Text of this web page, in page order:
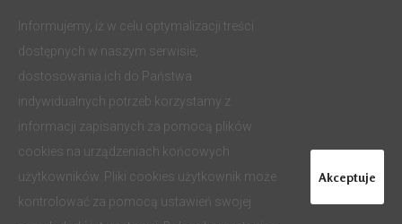
Informujemy, iż w celu optymalizacji treści
dostępnych w naszym serwisie,
dostosowania ich do Państwa
indywidualnych potrzeb korzystamy z
informacji zapisanych za pomocą plików
cookies na urządzeniach końcowych
użytkowników. Pliki cookies użytkownik może
kontrolować za pomocą ustawień swojej
Akceptuje